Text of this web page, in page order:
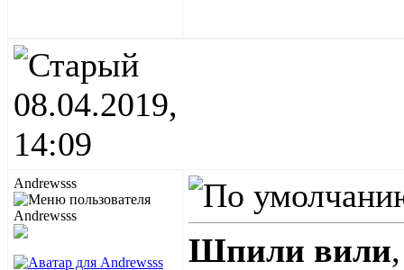
08.04.2019,
14:09
Andrewsss
Шпили вили